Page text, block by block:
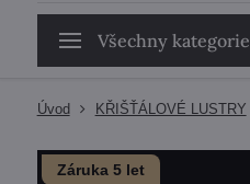
Všechny kategorie
Úvod KŘIŠŤÁLOVÉ LUSTRY
Záruka 5 let